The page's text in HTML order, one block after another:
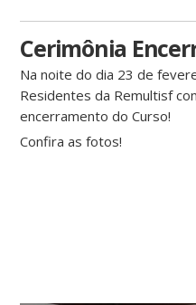
Cerimônia
Na noite do dia 23 de
Residentes da Remultisf
encerramento do Curso!
Confira as fotos!